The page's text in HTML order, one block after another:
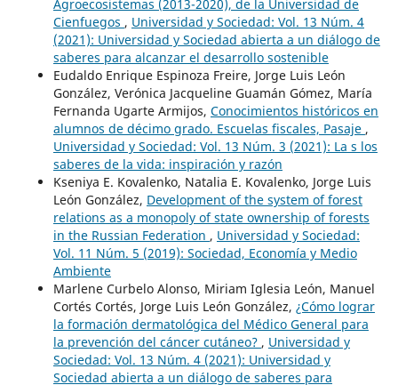
Agroecosistemas (2013-2020), de la Universidad de
Cienfuegos , Universidad y Sociedad: Vol. 13 Núm. 4
(2021): Universidad y Sociedad abierta a un diálogo de
saberes para alcanzar el desarrollo sostenible
Eudaldo Enrique Espinoza Freire, Jorge Luis León
González, Verónica Jacqueline Guamán Gómez, María
Fernanda Ugarte Armijos, Conocimientos históricos en
alumnos de décimo grado. Escuelas fiscales, Pasaje ,
Universidad y Sociedad: Vol. 13 Núm. 3 (2021): La s los
saberes de la vida: inspiración y razón
Kseniya E. Kovalenko, Natalia E. Kovalenko, Jorge Luis
León González, Development of the system of forest
relations as a monopoly of state ownership of forests
in the Russian Federation , Universidad y Sociedad:
Vol. 11 Núm. 5 (2019): Sociedad, Economía y Medio
Ambiente
Marlene Curbelo Alonso, Miriam Iglesia León, Manuel
Cortés Cortés, Jorge Luis León González, ¿Cómo lograr
la formación dermatológica del Médico General para
la prevención del cáncer cutáneo? , Universidad y
Sociedad: Vol. 13 Núm. 4 (2021): Universidad y
Sociedad abierta a un diálogo de saberes para